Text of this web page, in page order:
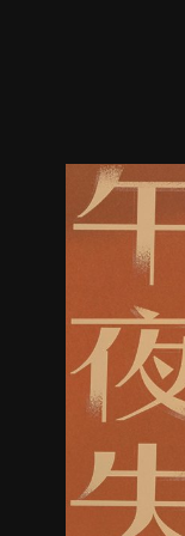
預告 劇照